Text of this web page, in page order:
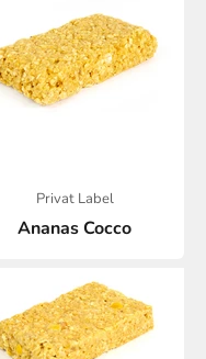
Privat Label
Ananas Cocco